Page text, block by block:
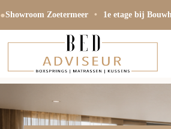
●Showroom Zoetermeer • 1e etage bij